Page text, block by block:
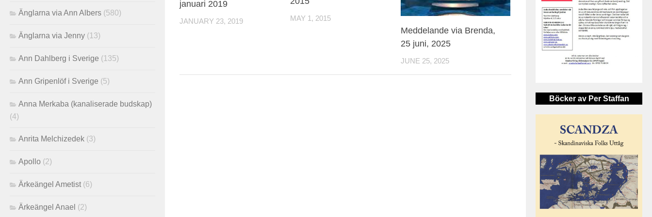
januari 2019
JANUARY 23, 2019 MAY 1, 2015
Meddelande via Brenda,
25 juni, 2025
JUNE 25, 2025
Änglarna via Ann Albers (580)
Änglarna via Jenny (13)
Ann Dahlberg i Sverige (135)
Ann Gripenlöf i Sverige (5)
Anna Merkaba (kanaliserade budskap)
(4)
Anrita Melchizedek (3)
Apollo (2)
Ärkeängel Ametist (6)
Ärkeängel Anael (2)
Böcker av Per Staffan